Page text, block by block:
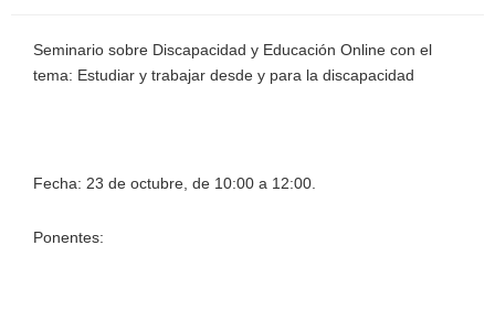
Seminario sobre Discapacidad y Educación Online con el
tema: Estudiar y trabajar desde y para la discapacidad
Fecha: 23 de octubre, de 10:00 a 12:00.
Ponentes: